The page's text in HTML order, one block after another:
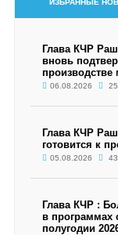
ИЗБРАННЫЕ
Глава КЧР
вновь
06.08.2026
Глава КЧР
готовится к
05.08.2026
Глава КЧР :
в программах
полугодии